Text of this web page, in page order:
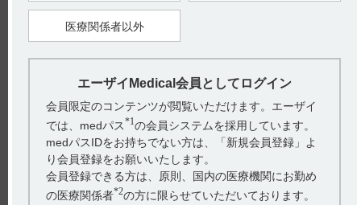
（3）巨赤芽球性貧血
（4）広節裂頭条虫症
（6）吸収不全症候群（スプルー等）
すると推定される場合
・栄養性及び妊娠性貧血
・胃切除後の貧血
・肝障害に伴う貧血
・放射線による白血球減少症
・神経痛
・末梢神経炎、末梢神経麻痺
・筋肉痛、関節痛
・中枢神経障害（脊髄炎、変性疾患等）
医療関係者以外
エーザイMedical会員としてログイン
会員限定のコンテンツが閲覧いただけます。エーザイ
では、medパス*1の会員システムを採用しています。
medパスIDをお持ちでない方は、「新規会員登録」よ
り会員登録をお願いいたします。
会員登録できる方は、原則、国内の医療機関にお勤め
の医療関係者*2の方に限らせていただいております。